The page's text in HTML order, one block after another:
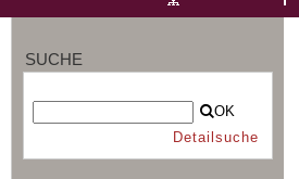
SUCHE
OK
Detailsuche